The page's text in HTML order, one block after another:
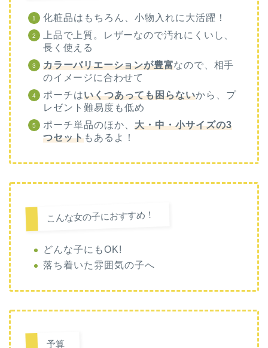
化粧品はもちろん、小物入れに大活躍！
上品で上質。レザーなので汚れにくいし、
長く使える
カラーバリエーションが豊富なので、相手
のイメージに合わせて
ポーチはいくつあっても困らないから、プ
レゼント難易度も低め
ポーチ単品のほか、 大・中・小サイズの3
つセットもあるよ！
こんな女の子におすすめ！
どんな子にもOK!
落ち着いた雰囲気の子へ
予算